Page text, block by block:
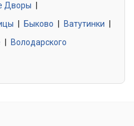
Дворы
Быково Ватутинки
Володарского